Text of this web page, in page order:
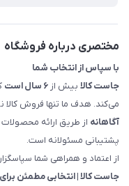
مختصری درباره فروشگاه
با سپاس از انتخاب شما
جاست کالا بیش از ۶ سال است
می‌کند. هدف ما تنها فروش
آگاهانه از طریق ارائه
پشتیبانی مسئولانه است.
از اعتماد و همراهی شما
جاست کالا | انتخابی مطمئن